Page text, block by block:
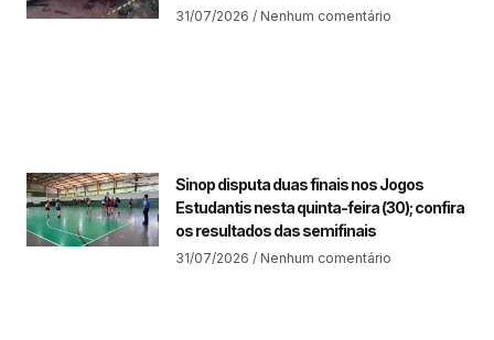
31/07/2026 Nenhum comentário
Sinop disputa duas finais nos Jogos
Estudantis nesta quinta-feira (30); confira
os resultados das semifinais
31/07/2026 Nenhum comentário